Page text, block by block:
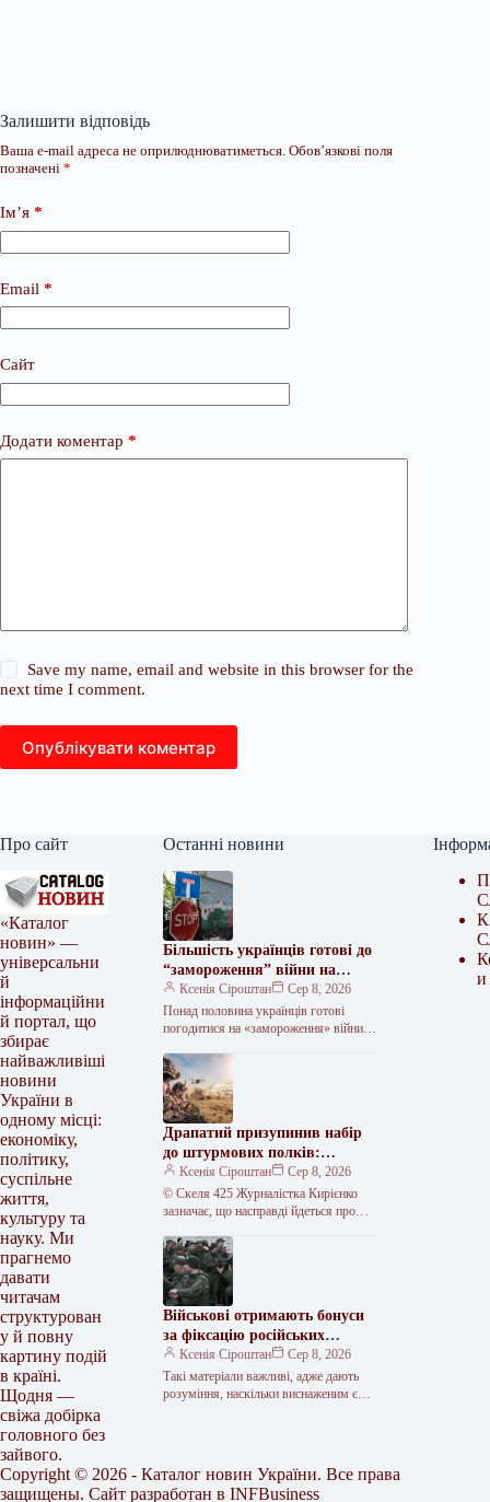
Залишити відповідь
Ваша e-mail адреса не оприлюднюватиметься. Обов’язкові поля
позначені *
Ім’я *
Email *
Сайт
Додати коментар *
Save my name, email and website in this browser for the
next time I comment.
Опублікувати коментар
Про сайт
«Каталог
новин» —
універсальни
й
інформаційни
й портал, що
збирає
найважливіші
новини
України в
одному місці:
економіку,
політику,
суспільне
життя,
культуру та
науку. Ми
прагнемо
давати
читачам
структурован
у й повну
картину подій
в країні.
Щодня —
свіжа добірка
головного без
зайвого.
Останні новини
Більшість українців готові до
“замороження” війни на
нинішніх рубежах за певних
умов
Ксенія Сіроштан
Сер 8, 2026
Понад половина українців готові
погодитися на «замороження» війни
умов. Про це свідчать результати
опитування,…
Драпатий призупинив набір
до штурмових полків:
остаточна заборона чи пауза
для перевірки
Ксенія Сіроштан
Сер 8, 2026
© Скеля 425 Журналістка Кирієнко
зазначає, що насправді йдеться про
Головнокомандувач ЗСУ Михайло
Драпатий розпорядився з 26…
Військові отримають бонуси
за фіксацію російських
самогубств
Ксенія Сіроштан
Сер 8, 2026
Такі матеріали важливі, адже дають
розуміння, наскільки виснаженим є
и
Copyright © 2026 - Каталог новин України. Все права
защищены. Сайт разработан в INFBusiness